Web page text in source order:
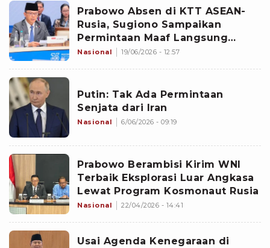
Prabowo Absen di KTT ASEAN-
Rusia, Sugiono Sampaikan
Permintaan Maaf Langsung
kepada Putin
Nasional 19/06/2026 - 12:57
Putin: Tak Ada Permintaan
Senjata dari Iran
Nasional 6/06/2026 - 09:19
Prabowo Berambisi Kirim WNI
Terbaik Eksplorasi Luar Angkasa
Lewat Program Kosmonaut Rusia
Nasional 22/04/2026 - 14:41
Usai Agenda Kenegaraan di